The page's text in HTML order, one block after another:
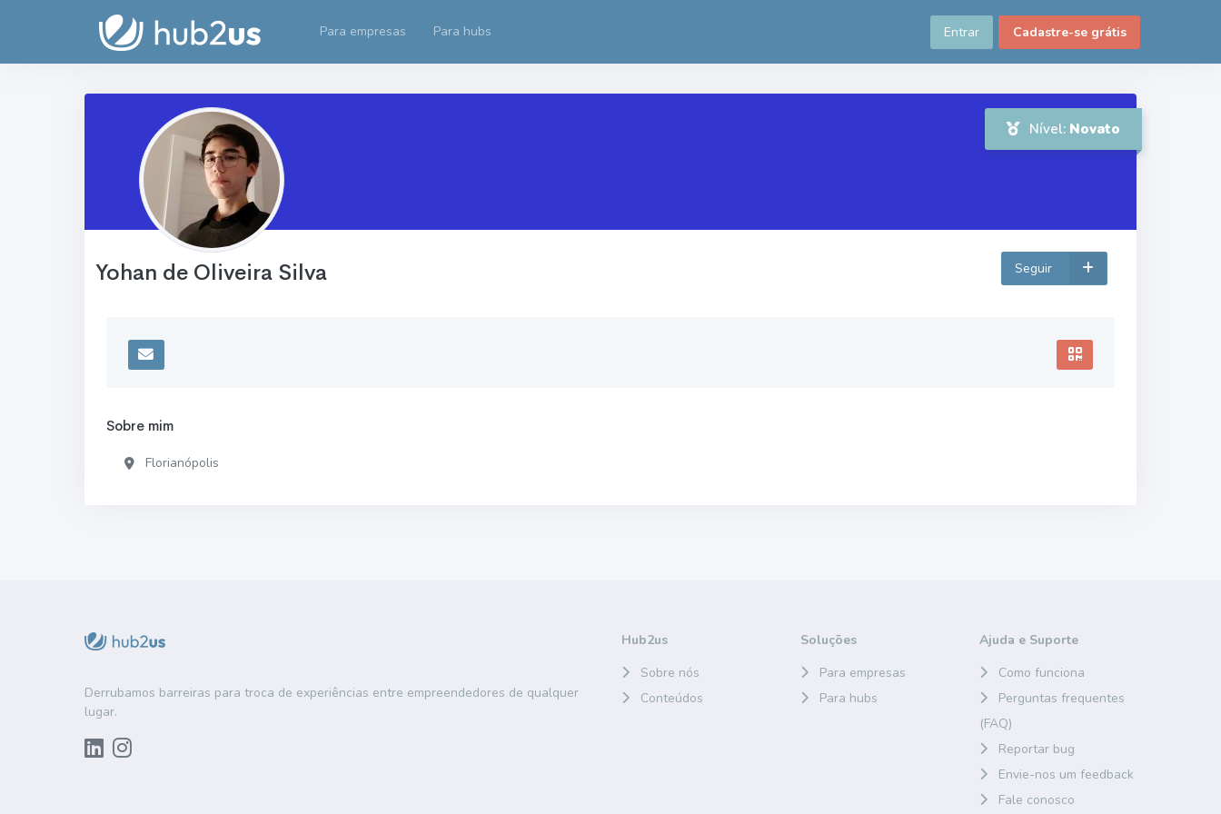
Entrar Cadastre-se grátis
Para empresas Para hubs
Nível: Novato
Yohan de Oliveira Silva Seguir
Sobre mim
Florianópolis
Derrubamos barreiras para troca de experiências entre empreendedores de qualquer
lugar.
Hub2us
Sobre nós
Conteúdos
Soluções
Para empresas
Para hubs
Ajuda e Suporte
Como funciona
Perguntas frequentes
(FAQ)
Reportar bug
Envie-nos um feedback
Fale conosco